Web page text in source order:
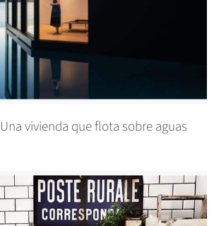
Una vivienda que flota sobre aguas